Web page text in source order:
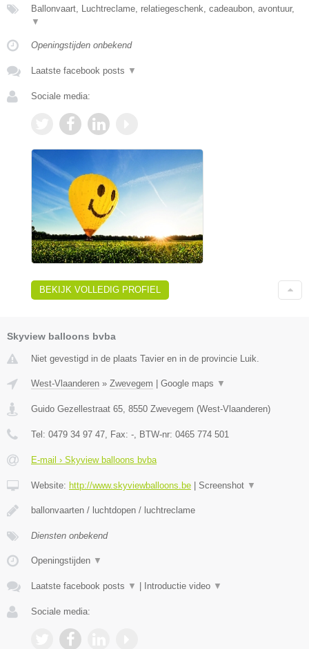
Ballonvaart, Luchtreclame, relatiegeschenk, cadeaubon, avontuur,
▼
Openingstijden onbekend
Laatste facebook posts ▼
Sociale media:
BEKIJK VOLLEDIG PROFIEL
Skyview balloons bvba
Niet gevestigd in de plaats Tavier en in de provincie Luik.
West-Vlaanderen » Zwevegem | Google maps ▼
Guido Gezellestraat 65 8550 Zwevegem (West-Vlaanderen)
Tel: 0479 34 97 47 , Fax: - , BTW-nr: 0465 774 501
E-mail › Skyview balloons bvba
Website: http://www.skyviewballoons.be | Screenshot ▼
ballonvaarten / luchtdopen / luchtreclame
Diensten onbekend
Openingstijden ▼
Laatste facebook posts ▼ | Introductie video ▼
Sociale media: